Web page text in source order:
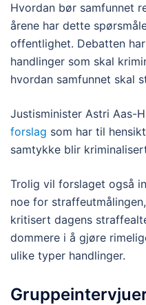
Hvordan bør samfunnet
årene har dette
offentlighet. Debatten
handlinger som skal
hvordan samfunnet skal
Justisminister Astri Aas-
forslag som har til
samtykke blir
Trolig vil forslaget også
noe for
kritisert dagens
dommere i å gjøre
ulike typer handlinger.